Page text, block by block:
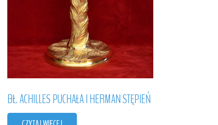
BŁ.ACHILLESPUCHAŁAIHERMANSTĘPIEŃ